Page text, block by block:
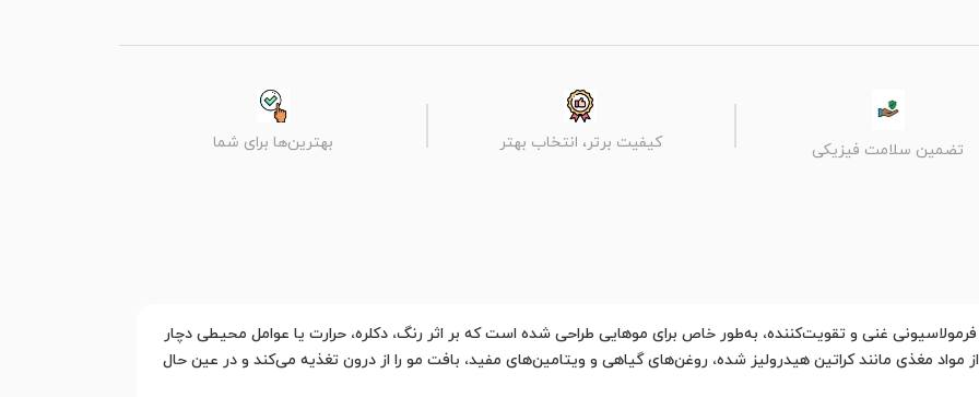
تضمین سلامت فیزیکی کیفیت برتر، انتخاب بهتر بهترین‌ها برای شما
غنی و تقویت‌کننده، به‌طور خاص برای موهایی طراحی شده است که بر اثر رنگ، دکلره، حرارت یا عوامل محیطی دچار
مغذی مانند کراتین هیدرولیز شده، روغن‌های گیاهی و ویتامین‌های مفید، بافت مو را از درون تغذیه می‌کند و در عین حال